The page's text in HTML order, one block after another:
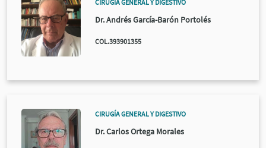
CIRUGÍA GENERAL Y DIGESTIVO
Dr. Andrés García-Barón Portolés
COL.393901355
CIRUGÍA GENERAL Y DIGESTIVO
Dr. Carlos Ortega Morales